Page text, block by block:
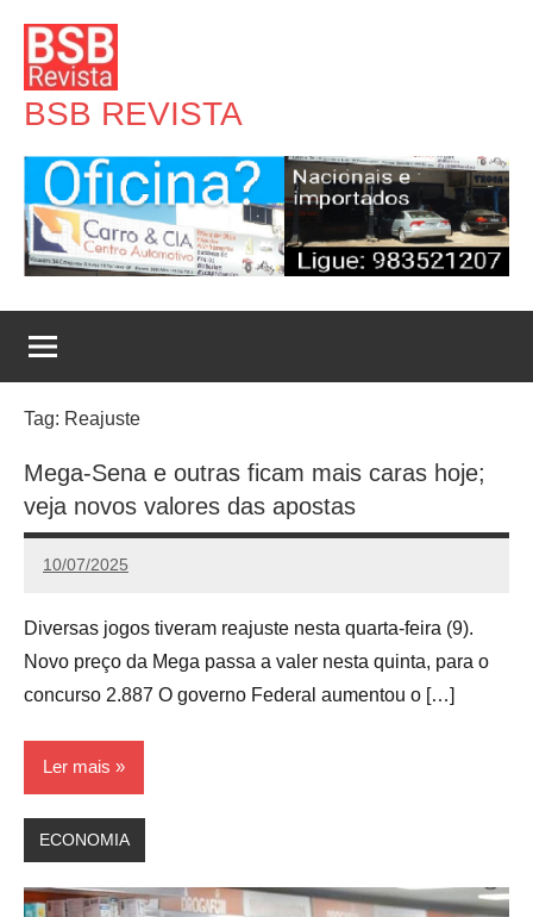
para
conteúdo
BSB REVISTA
Tag: Reajuste
Mega-Sena e outras ficam mais caras hoje;
veja novos valores das apostas
10/07/2025
Calango
Diversas jogos tiveram reajuste nesta quarta-feira (9).
Novo preço da Mega passa a valer nesta quinta, para o
concurso 2.887 O governo Federal aumentou o […]
Ler mais
ECONOMIA